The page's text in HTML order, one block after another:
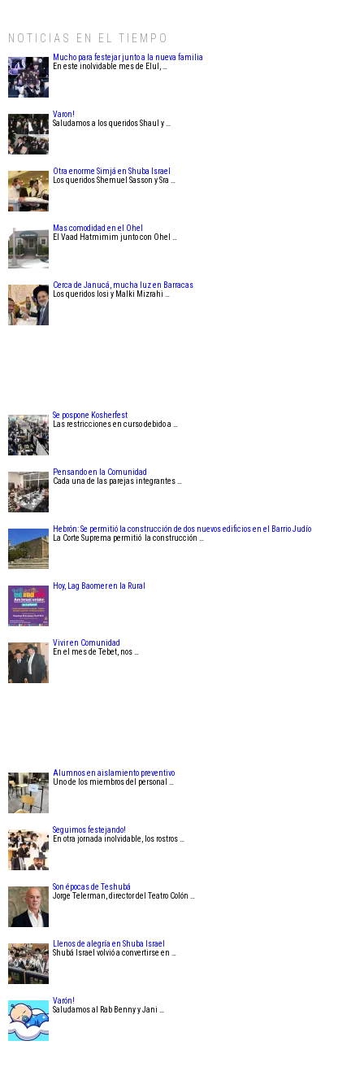
NOTICIAS EN EL TIEMPO
Mucho para festejar junto a la nueva familia
En este inolvidable mes de Elul, …
Varon!
Saludamos a los queridos Shaul y …
Otra enorme Simjá en Shuba Israel
Los queridos Shemuel Sasson y Sra …
Mas comodidad en el Ohel
El Vaad Hatmimim junto con Ohel …
Cerca de Janucá, mucha luz en Barracas
Los queridos Iosi y Malki Mizrahi …
Se pospone Kosherfest
Las restricciones en curso debido a …
Pensando en la Comunidad
Cada una de las parejas integrantes …
Hebrón: Se permitió la construcción de dos nuevos edificios en el Barrio Judío
La Corte Suprema permitió la construcción …
Hoy, Lag Baomer en la Rural
Vivir en Comunidad
En el mes de Tebet, nos …
Alumnos en aislamiento preventivo
Uno de los miembros del personal …
Seguimos festejando!
En otra jornada inolvidable, los rostros …
Son épocas de Teshubá
Jorge Telerman, director del Teatro Colón …
Llenos de alegría en Shuba Israel
Shubá Israel volvió a convertirse en …
Varón!
Saludamos al Rab Benny y Jani …